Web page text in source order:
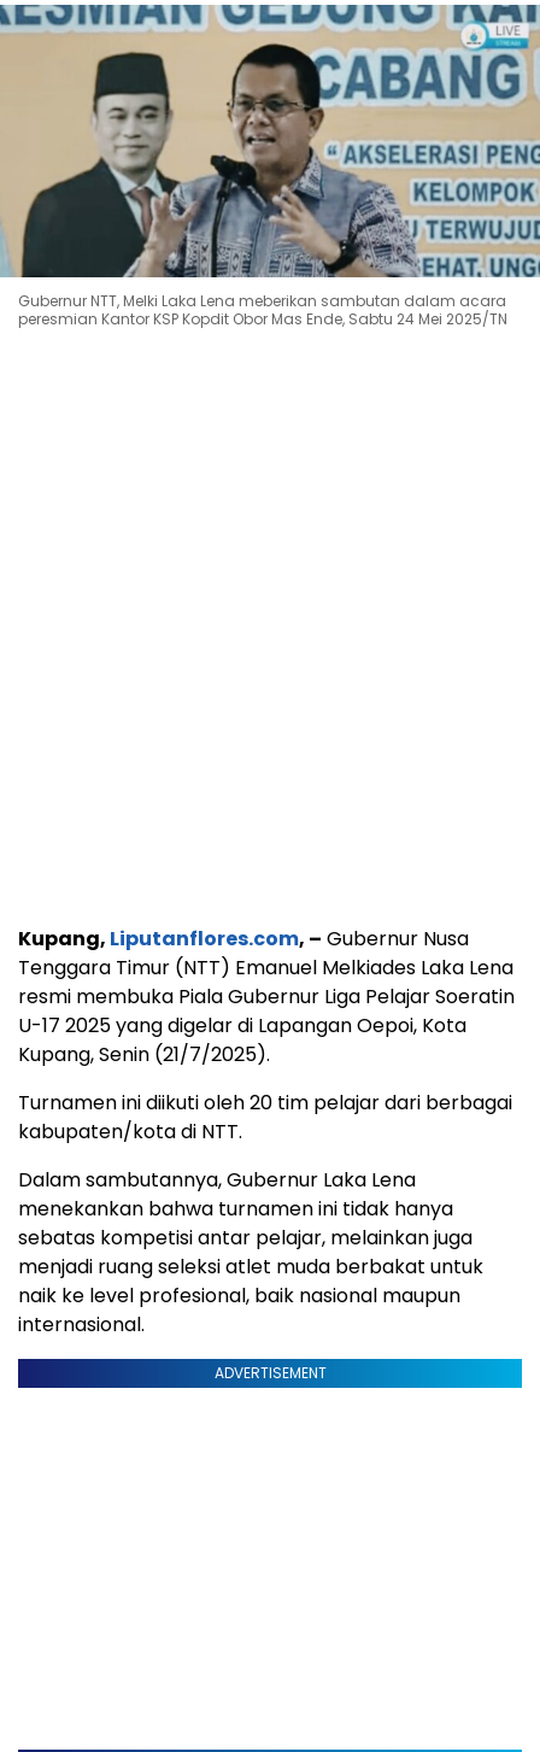
Gubernur NTT, Melki Laka Lena meberikan sambutan dalam acara
peresmian Kantor KSP Kopdit Obor Mas Ende, Sabtu 24 Mei 2025/TN
Kupang, Liputanflores.com, – Gubernur Nusa
Tenggara Timur (NTT) Emanuel Melkiades Laka Lena
resmi membuka Piala Gubernur Liga Pelajar Soeratin
U-17 2025 yang digelar di Lapangan Oepoi, Kota
Kupang, Senin (21/7/2025).
Turnamen ini diikuti oleh 20 tim pelajar dari berbagai
kabupaten/kota di NTT.
Dalam sambutannya, Gubernur Laka Lena
menekankan bahwa turnamen ini tidak hanya
sebatas kompetisi antar pelajar, melainkan juga
menjadi ruang seleksi atlet muda berbakat untuk
naik ke level profesional, baik nasional maupun
internasional.
ADVERTISEMENT